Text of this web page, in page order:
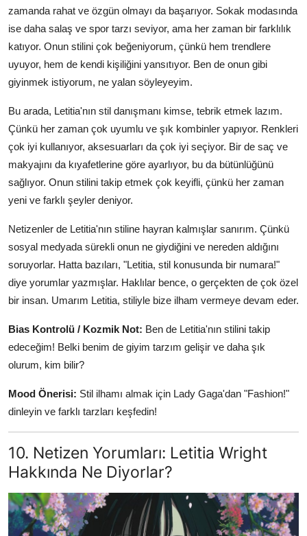
zamanda rahat ve özgün olmayı da başarıyor. Sokak modasında
ise daha salaş ve spor tarzı seviyor, ama her zaman bir farklılık
katıyor. Onun stilini çok beğeniyorum, çünkü hem trendlere
uyuyor, hem de kendi kişiliğini yansıtıyor. Ben de onun gibi
giyinmek istiyorum, ne yalan söyleyeyim.
Bu arada, Letitia'nın stil danışmanı kimse, tebrik etmek lazım.
Çünkü her zaman çok uyumlu ve şık kombinler yapıyor. Renkleri
çok iyi kullanıyor, aksesuarları da çok iyi seçiyor. Bir de saç ve
makyajını da kıyafetlerine göre ayarlıyor, bu da bütünlüğünü
sağlıyor. Onun stilini takip etmek çok keyifli, çünkü her zaman
yeni ve farklı şeyler deniyor.
Netizenler de Letitia'nın stiline hayran kalmışlar sanırım. Çünkü
sosyal medyada sürekli onun ne giydiğini ve nereden aldığını
soruyorlar. Hatta bazıları, "Letitia, stil konusunda bir numara!"
diye yorumlar yazmışlar. Haklılar bence, o gerçekten de çok özel
bir insan. Umarım Letitia, stiliyle bize ilham vermeye devam eder.
Bias Kontrolü / Kozmik Not: Ben de Letitia'nın stilini takip
edeceğim! Belki benim de giyim tarzım gelişir ve daha şık
olurum, kim bilir?
Mood Önerisi: Stil ilhamı almak için Lady Gaga'dan "Fashion!"
dinleyin ve farklı tarzları keşfedin!
10. Netizen Yorumları: Letitia Wright
Hakkında Ne Diyorlar?